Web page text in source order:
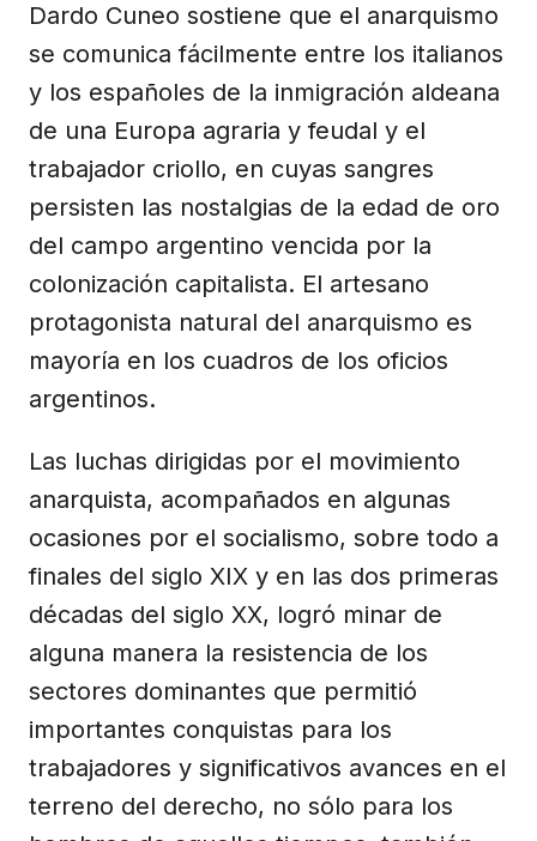
Dardo Cuneo sostiene que el anarquismo
se comunica fácilmente entre los italianos
y los españoles de la inmigración aldeana
de una Europa agraria y feudal y el
trabajador criollo, en cuyas sangres
persisten las nostalgias de la edad de oro
del campo argentino vencida por la
colonización capitalista. El artesano
protagonista natural del anarquismo es
mayoría en los cuadros de los oficios
argentinos.
Las luchas dirigidas por el movimiento
anarquista, acompañados en algunas
ocasiones por el socialismo, sobre todo a
finales del siglo XIX y en las dos primeras
décadas del siglo XX, logró minar de
alguna manera la resistencia de los
sectores dominantes que permitió
importantes conquistas para los
trabajadores y significativos avances en el
terreno del derecho, no sólo para los